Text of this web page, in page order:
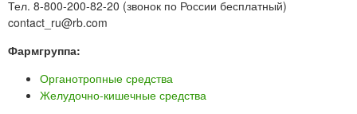
Тел. 8-800-200-82-20 (звонок по России бесплатный)
contact_ru@rb.com
Фармгруппа:
Органотропные средства
Желудочно-кишечные средства